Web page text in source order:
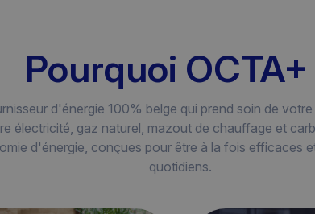
Pourquoi OCTA+
d'énergie 100% belge qui prend soin de
électricité, gaz naturel, mazout de chauffage et
d'énergie, conçues pour être à la fois efficaces
quotidiens.